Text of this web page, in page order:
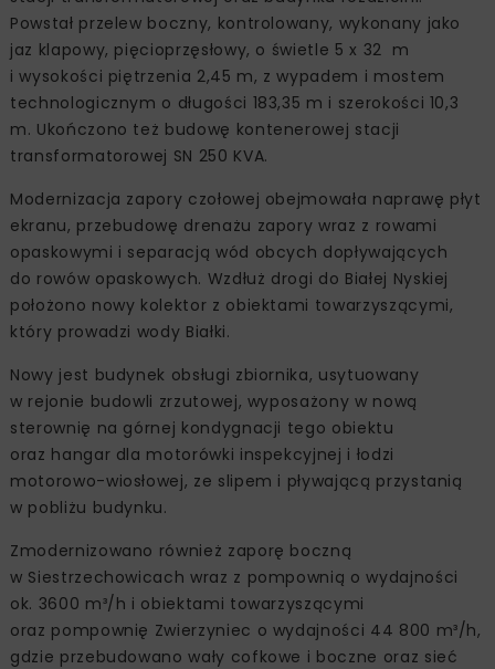
Powstał przelew boczny, kontrolowany, wykonany jako
jaz klapowy, pięcioprzęsłowy, o świetle 5 x 32 m
i wysokości piętrzenia 2,45 m, z wypadem i mostem
technologicznym o długości 183,35 m i szerokości 10,3
m. Ukończono też budowę kontenerowej stacji
transformatorowej SN 250 KVA.
Modernizacja zapory czołowej obejmowała naprawę płyt
ekranu, przebudowę drenażu zapory wraz z rowami
opaskowymi i separacją wód obcych dopływających
do rowów opaskowych. Wzdłuż drogi do Białej Nyskiej
położono nowy kolektor z obiektami towarzyszącymi,
który prowadzi wody Białki.
Nowy jest budynek obsługi zbiornika, usytuowany
w rejonie budowli zrzutowej, wyposażony w nową
sterownię na górnej kondygnacji tego obiektu
oraz hangar dla motorówki inspekcyjnej i łodzi
motorowo-wiosłowej, ze slipem i pływającą przystanią
w pobliżu budynku.
Zmodernizowano również zaporę boczną
w Siestrzechowicach wraz z pompownią o wydajności
ok. 3600 m³/h i obiektami towarzyszącymi
oraz pompownię Zwierzyniec o wydajności 44 800 m³/h,
gdzie przebudowano wały cofkowe i boczne oraz sieć